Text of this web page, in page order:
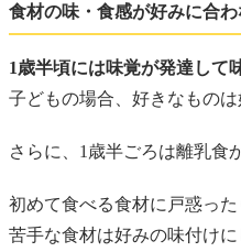
食材の味・食感が好みに合
1歳半頃には味覚が発達して
子どもの場合、好きなもの
さらに、1歳半ごろは離乳食
初めて食べる食材に戸惑っ
苦手な食材は好みの味付け